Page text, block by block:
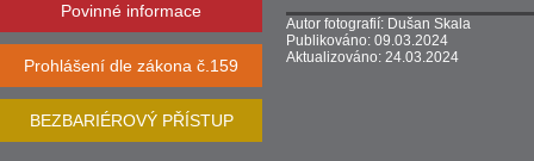
Autor fotografií: Dušan Skala
Publikováno: 09.03.2024
Aktualizováno: 24.03.2024
Povinné informace
Prohlášení dle zákona č.159
BEZBARIÉROVÝ PŘÍSTUP